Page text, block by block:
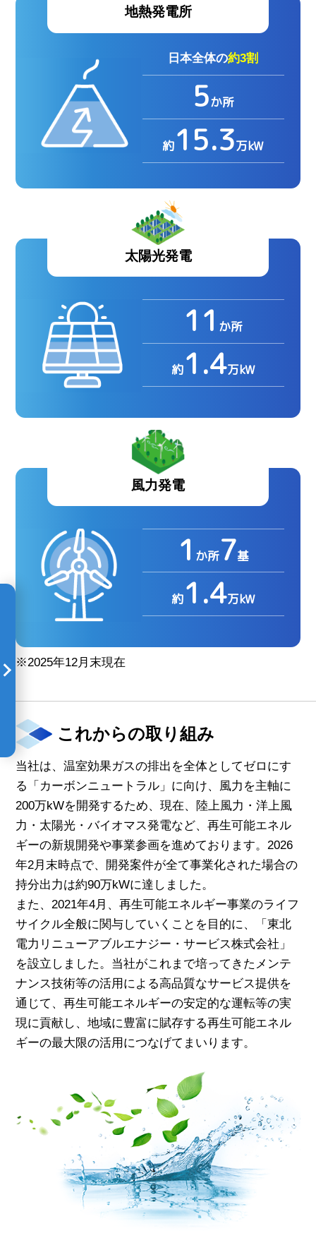
地熱発電所
日本全体の約3割
5か所
約15.3万kW
太陽光発電
11 か所
約1.4万kW
風力発電
1 か所7基
約1.4万kW
※2025年12月末現在
これからの取り組み
当社は、温室効果ガスの排出を全体としてゼロにす
る「カーボンニュートラル」に向け、風力を主軸に
200万kWを開発するため、現在、陸上風力・洋上風
力・太陽光・バイオマス発電など、再生可能エネル
ギーの新規開発や事業参画を進めております。2026
年2月末時点で、開発案件が全て事業化された場合の
持分出力は約90万kWに達しました。
また、2021年4月、再生可能エネルギー事業のライフ
サイクル全般に関与していくことを目的に、「東北
電力リニューアブルエナジー・サービス株式会社」
を設立しました。当社がこれまで培ってきたメンテ
ナンス技術等の活用による高品質なサービス提供を
通じて、再生可能エネルギーの安定的な運転等の実
現に貢献し、地域に豊富に賦存する再生可能エネル
ギーの最大限の活用につなげてまいります。